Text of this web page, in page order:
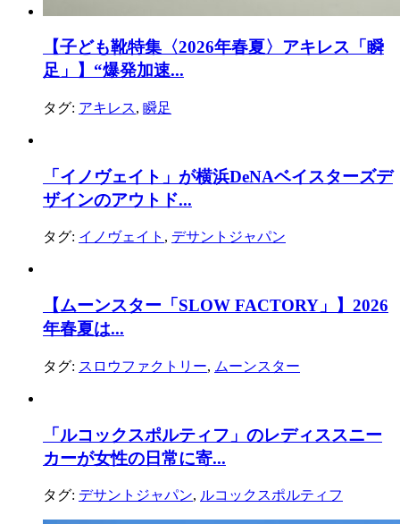
【子ども靴特集〈2026年春夏〉アキレス「瞬
足」】“爆発加速...
タグ: アキレス, 瞬足
「イノヴェイト」が横浜DeNAベイスターズデ
ザインのアウトド...
タグ: イノヴェイト , デサントジャパン
【ムーンスター「SLOW FACTORY」】2026
年春夏は...
タグ: スロウファクトリー, ムーンスター
「ルコックスポルティフ」のレディススニー
カーが女性の日常に寄...
タグ: デサントジャパン, ルコックスポルティフ